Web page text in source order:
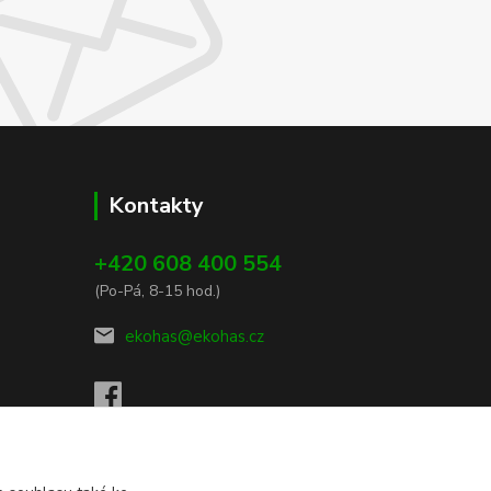
Kontakty
+420 608 400 554
(Po-Pá, 8-15 hod.)
ekohas@ekohas.cz